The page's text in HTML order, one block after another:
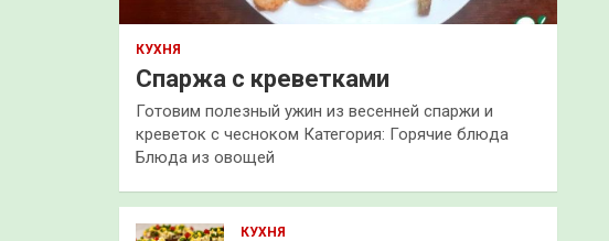
КУХНЯ
Спаржа с креветками
Готовим полезный ужин из весенней спаржи и
креветок с чесноком Категория: Горячие блюда
Блюда из овощей
КУХНЯ